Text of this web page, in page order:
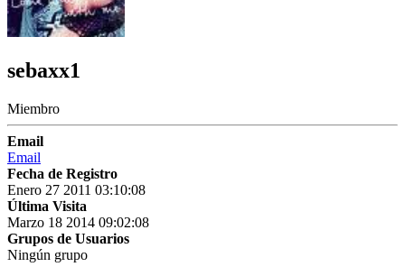
sebaxx1
Miembro
Email
Email
Fecha de Registro
Enero 27 2011 03:10:08
Última Visita
Marzo 18 2014 09:02:08
Grupos de Usuarios
Ningún grupo